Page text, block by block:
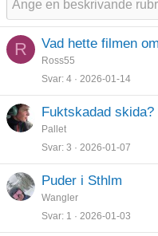
R Vad hette filmen
Ross55
Svar 4 2026-01-14
Fuktskadad skida?
Pallet
Svar 3 2026-01-07
Puder i Sthlm
Wangler
Svar 1 2026-01-03